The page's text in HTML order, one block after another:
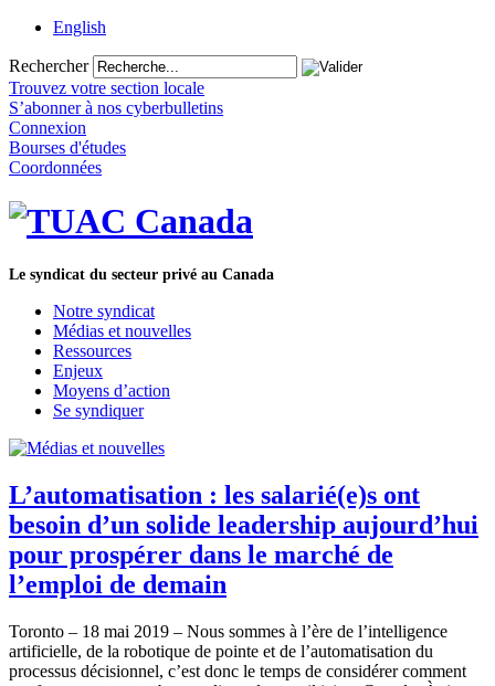
English
Rechercher
Trouvez votre section locale
S’abonner à nos cyberbulletins
Connexion
Bourses d'études
Coordonnées
Le syndicat du secteur privé au Canada
Notre syndicat
Médias et nouvelles
Ressources
Enjeux
Moyens d’action
Se syndiquer
L’automatisation : les salarié(e)s ont
besoin d’un solide leadership aujourd’hui
pour prospérer dans le marché de
l’emploi de demain
Toronto – 18 mai 2019 – Nous sommes à l’ère de l’intelligence
artificielle, de la robotique de pointe et de l’automatisation du
processus décisionnel, c’est donc le temps de considérer comment